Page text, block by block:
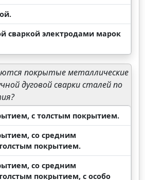
сваркой электродами марок
покрытые металлические
дуговой сварки сталей по
с толстым покрытием.
со средним
покрытием.
со средним
покрытием, с особо